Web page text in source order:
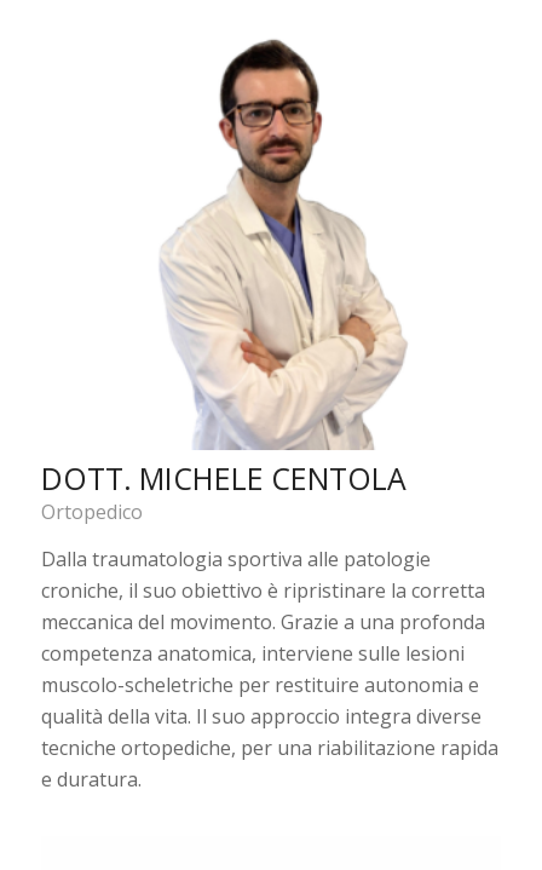
DOTT. MICHELE CENTOLA
Ortopedico
Dalla traumatologia sportiva alle patologie
croniche, il suo obiettivo è ripristinare la corretta
meccanica del movimento. Grazie a una profonda
competenza anatomica, interviene sulle lesioni
muscolo-scheletriche per restituire autonomia e
qualità della vita. Il suo approccio integra diverse
tecniche ortopediche, per una riabilitazione rapida
e duratura.